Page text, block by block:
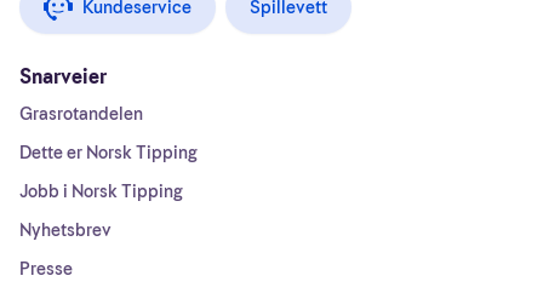
Kundeservice Spillevett
Snarveier
Grasrotandelen
Dette er Norsk Tipping
Jobb i Norsk Tipping
Nyhetsbrev
Presse